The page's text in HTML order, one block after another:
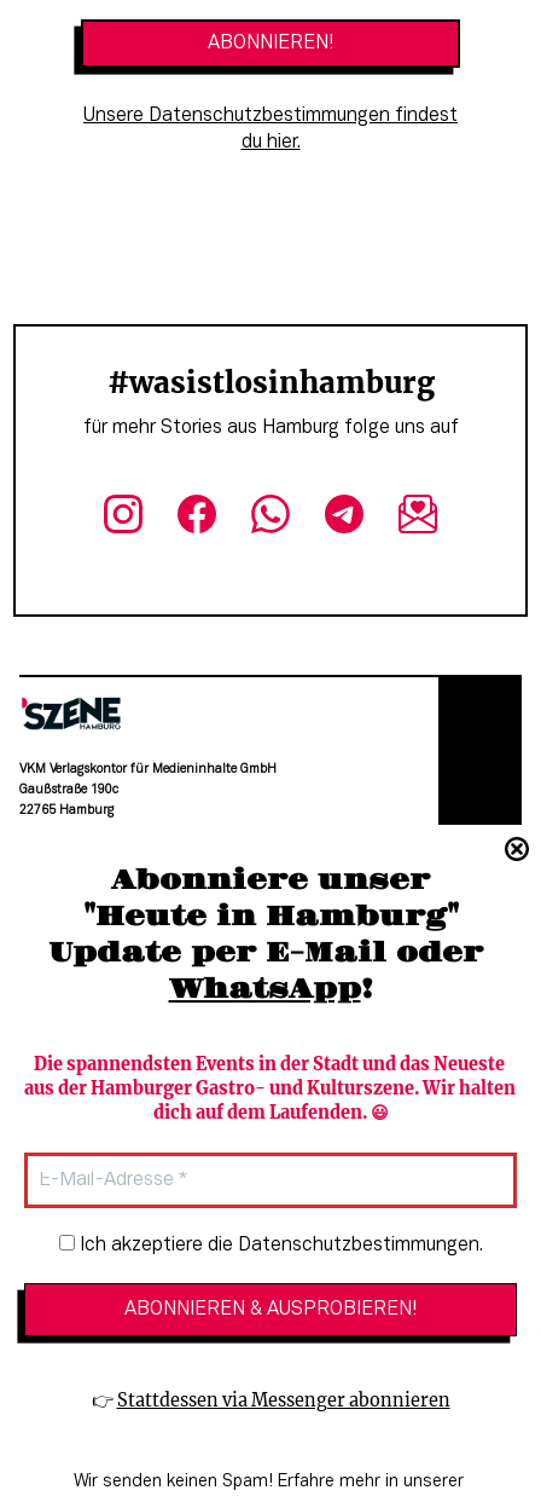
Abonniere unser
"Heute in Hamburg"
Update per E-Mail oder
WhatsApp!
Die spannendsten Events in der Stadt und das Neueste
aus der Hamburger Gastro- und Kulturszene. Wir halten
dich auf dem Laufenden. 😃
Newsletter-Anmeldung
Ich akzeptiere die Datenschutzbestimmungen.
👉 Stattdessen via Messenger abonnieren
Wir senden keinen Spam! Erfahre mehr in unserer
Unsere Datenschutzbestimmungen findest
du hier.
#wasistlosinhamburg
für mehr Stories aus Hamburg folge uns auf
VKM Verlagskontor für Medieninhalte GmbH
Gaußstraße 190c
22765 Hamburg
moc.grubmah-enezs@ofni
Newsletter abonnieren
HAMBURG PUR
🔗 Kinoprogramm
🔗 Genuss-Guide Hamburg
Datenschutzbestimmungen